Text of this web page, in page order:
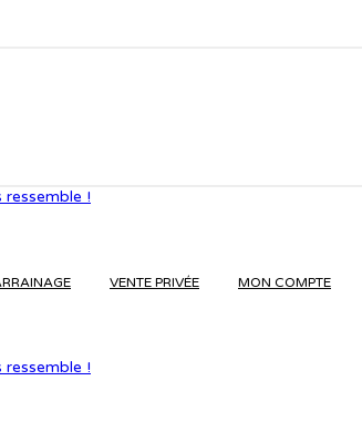
VENTE PRIVÉE MON COMPTE